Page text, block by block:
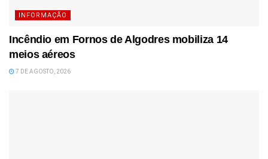
INFORMAÇÃO
Incêndio em Fornos de Algodres mobiliza 14
meios aéreos
7 DE AGOSTO, 2026